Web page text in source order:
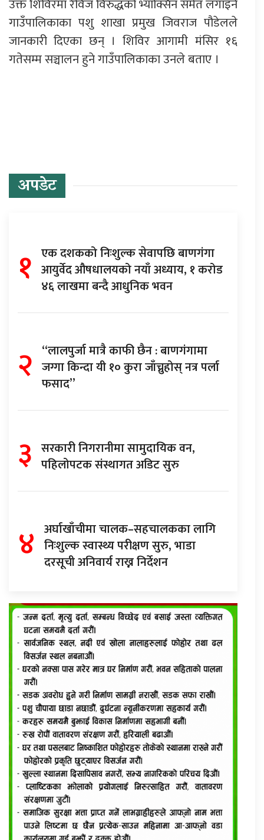
उक्त शिविरमा रेविज विरुद्धको भ्याक्सिन समेत लगाइने
गाउँपालिकाका पशु शाखा प्रमुख जिवराज पौडेलले
जानकारी दिएका छन् । शिविर आगामी मंसिर १६
गतेसम्म सञ्चालन हुने गाउँपालिकाका उनले बताए ।
अपडेट
१ एक दशकको निःशुल्क सेवापछि बाणगंगा
आयुर्वेद औषधालयको नयाँ अध्याय, १ करोड
४६ लाखमा बन्दै आधुनिक भवन
२ “लालपुर्जा मात्रै काफी छैन : बाणगंगामा
जग्गा किन्दा यी १० कुरा जाँच्नुहोस् नत्र पर्ला
फसाद”
३ सरकारी निगरानीमा सामुदायिक वन,
पहिलोपटक संस्थागत अडिट सुरु
४ अर्घाखाँचीमा चालक–सहचालकका लागि
निःशुल्क स्वास्थ्य परीक्षण सुरु, भाडा
दरसूची अनिवार्य राख्न निर्देशन